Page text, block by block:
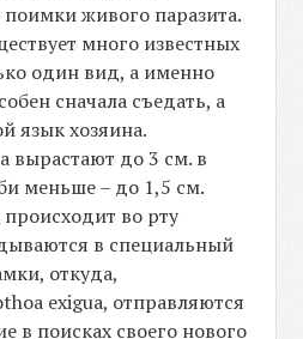
живого паразита.
много известных
один вид, а именно
сначала съедать, а
язык хозяина.
вырастают до 3 см. в
меньше – до 1,5 см.
во рту
в специальный
откуда,
exigua, отправляются
в поисках своего нового